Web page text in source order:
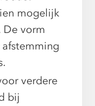
mogelijk
vorm
verdere
bij